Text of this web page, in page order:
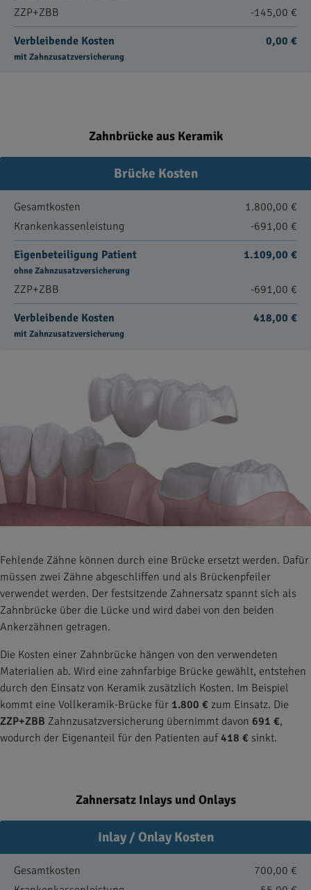
ZZP+ZBB -145,00 €
Verbleibende Kosten
mit Zahnzusatzversicherung
0,00 €
Zahnbrücke aus Keramik
Brücke Kosten
Gesamtkosten
1.800,00 €
Krankenkassenleistung
-691,00 €
Eigenbeteiligung Patient
ohne Zahnzusatzversicherung
1.109,00 €
ZZP+ZBB -691,00 €
Verbleibende Kosten
mit Zahnzusatzversicherung
418,00 €
Fehlende Zähne können durch eine Brücke ersetzt werden. Dafür
müssen zwei Zähne abgeschliffen und als Brückenpfeiler
verwendet werden. Der festsitzende Zahnersatz spannt sich als
Zahnbrücke über die Lücke und wird dabei von den beiden
Ankerzähnen getragen.
Die Kosten einer Zahnbrücke hängen von den verwendeten
Materialien ab. Wird eine zahnfarbige Brücke gewählt, entstehen
durch den Einsatz von Keramik zusätzlich Kosten. Im Beispiel
kommt eine Vollkeramik-Brücke für 1.800 € zum Einsatz. Die
ZZP+ZBB Zahnzusatzversicherung übernimmt davon 691 €,
wodurch der Eigenanteil für den Patienten auf418 € sinkt.
Zahnersatz Inlays und Onlays
Inlay / Onlay Kosten
Gesamtkosten
700,00 €